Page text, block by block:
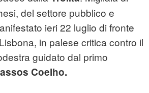
del settore pubblico e
ieri 22 luglio di fronte
in palese critica contro il
guidato dal primo
Coelho.